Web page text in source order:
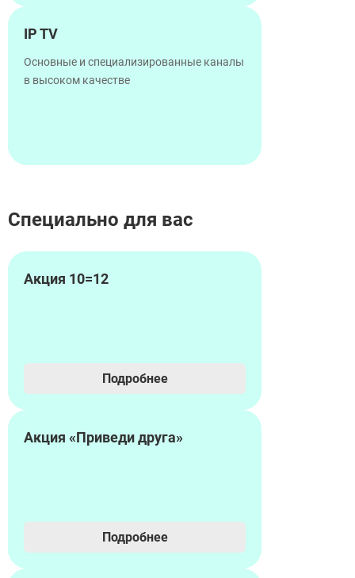
IP TV
Основные и специализированные каналы
в высоком качестве
Специально для вас
Акция 10=12
Подробнее
Акция «Приведи друга»
Подробнее